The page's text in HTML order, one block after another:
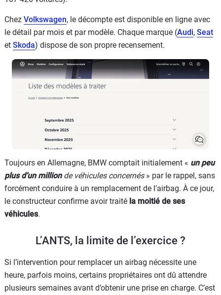
Chez Volkswagen, le décompte est disponible en ligne avec
le détail par mois et par modèle. Chaque marque (Audi, Seat
et Skoda) dispose de son propre recensement.
Toujours en Allemagne, BMW comptait initialement « un peu
plus d’un millionde véhicules concernés» par le rappel, sans
forcément conduire à un remplacement de l’airbag. À ce jour,
le constructeur confirme avoir traité la moitié de ses
véhicules.
L’ANTS, la limite de l’exercice ?
Si l’intervention pour remplacer un airbag nécessite une
heure, parfois moins, certains propriétaires ont dû attendre
plusieurs semaines avant d’obtenir une prise en charge. C’est